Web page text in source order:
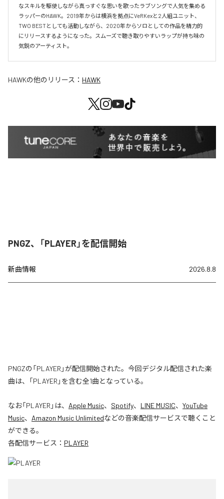
なスキルを駆使しながら真っすぐな思いを歌ったラブソングで人気を集める
ラッパーのHAWK。2019年からは横浜を拠点にVeRKexと2人組ユニット、
TWO BESTとしても活動しながら、2020年からソロとしての作品を精力的
にリリースするようになった。スムーズで聴き取りやすいラップが持ち味の
気鋭のアーティスト。
HAWKの他のリリース： HAWK
PNGZ、「PLAYER」を配信開始
新曲情報 2026.8.8
PNGZの「PLAYER」が配信開始された。今回デジタル配信された楽
曲は、「PLAYER」を含む全1曲となっている。
なお「PLAYER 」は、 Apple Music、 Spotify、 LINE MUSIC、 YouTube
Music、 Amazon Music Unlimitedなどの音楽配信サービスで聴くこと
ができる。
各配信サービス： PLAYER